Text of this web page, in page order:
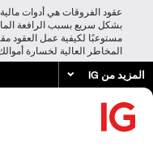
عقود الفروقات هي أدوات
بشكل سريع بسبب الرافعة
مستوعبًا لكيفية عمل العقود
المخاطر العالية لخسارة
المزيد من IG